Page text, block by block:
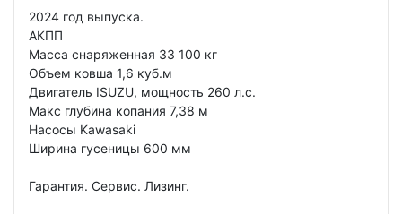
2024 год выпуска.
АКПП
Масса снаряженная 33 100 кг
Объем ковша 1,6 куб.м
Двигатель ISUZU, мощность 260 л.с.
Макс глубина копания 7,38 м
Насосы Kawasaki
Ширина гусеницы 600 мм
Гарантия. Сервис. Лизинг.